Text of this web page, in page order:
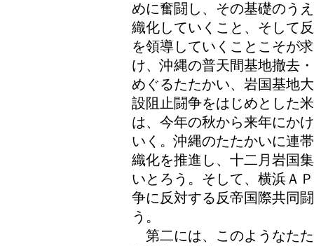
めに奮闘し、その基礎のう
織化していくこと、そして
を領導していくことこそが
け、沖縄の普天間基地撤去
めぐるたたかい、岩国基地
設阻止闘争をはじめとした
は、今年の秋から来年にか
いく。沖縄のたたかいに連
織化を推進し、十二月岩国
いとろう。そして、横浜Ａ
争に反対する反帝国際共同
う。
第二には、このようなた